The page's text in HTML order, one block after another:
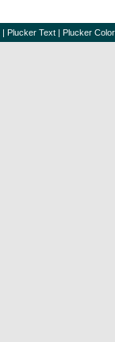
| Plucker Text | Plucker Color